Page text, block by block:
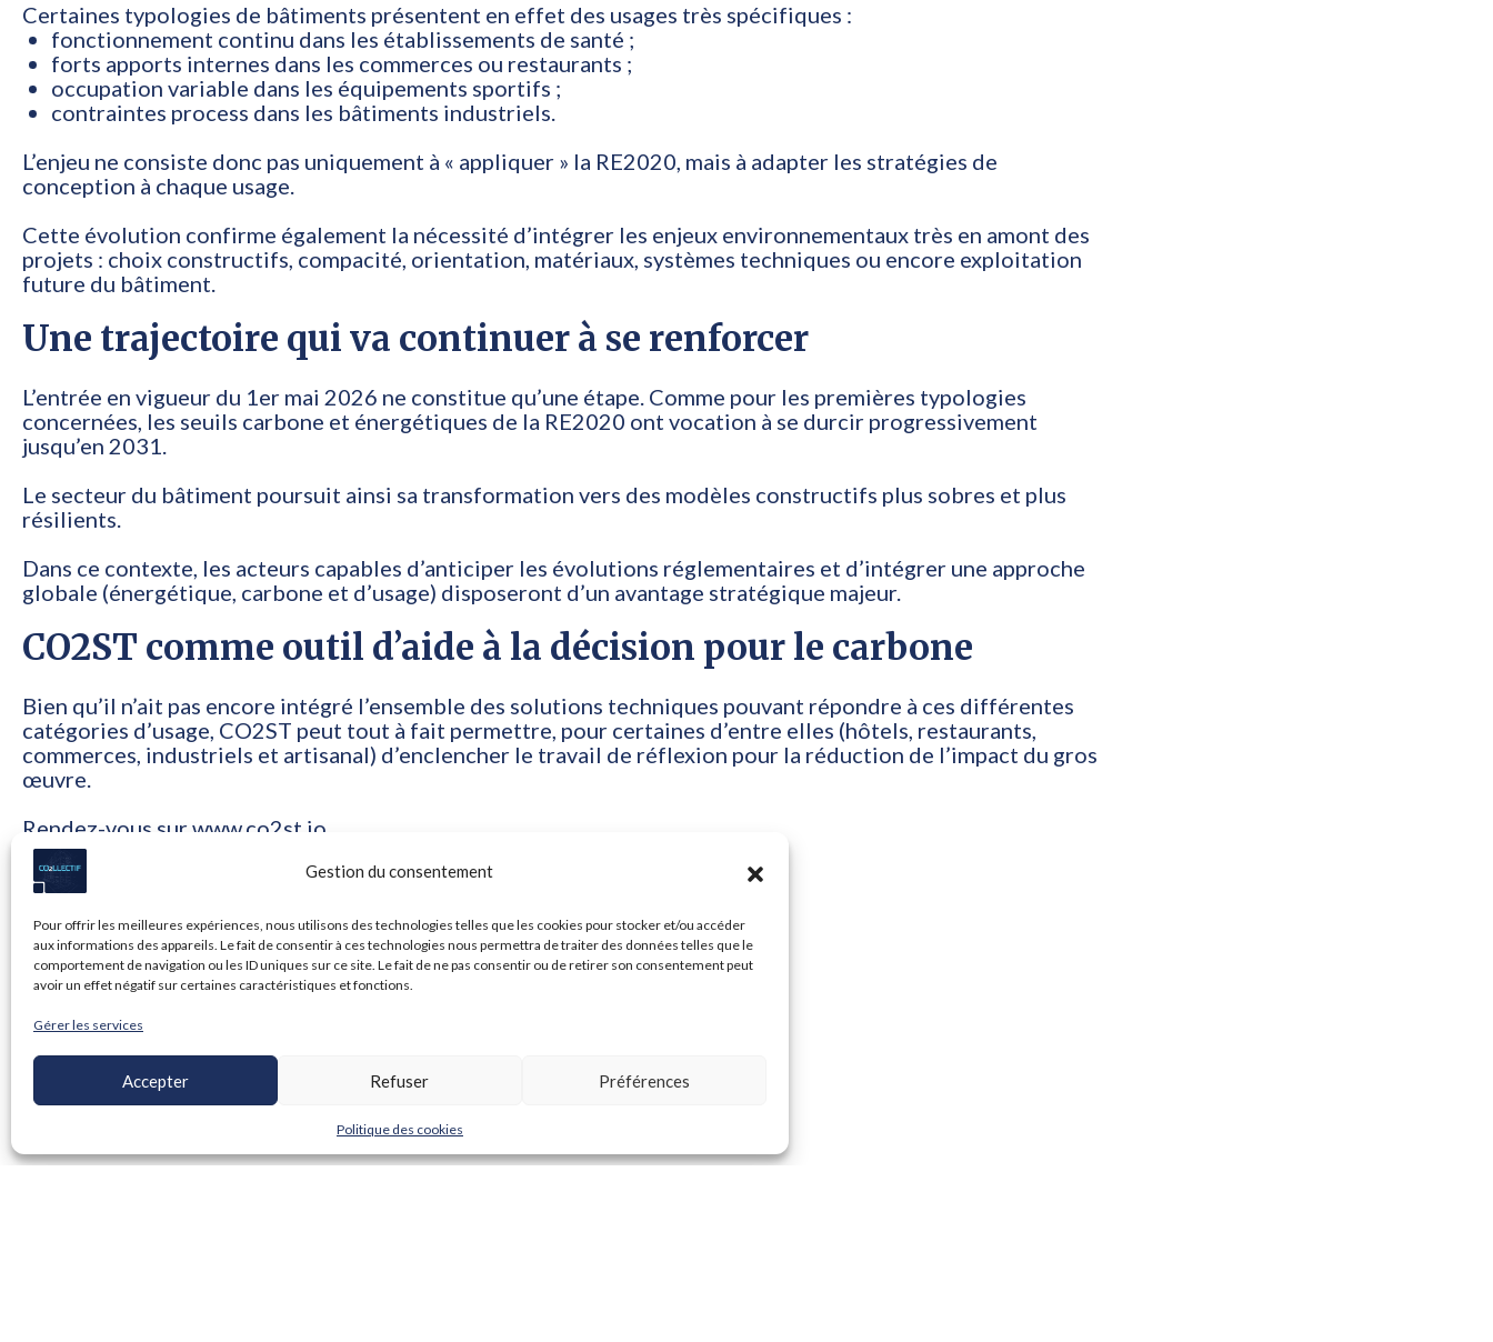
Gestion du consentement
Pour offrir les meilleures expériences, nous utilisons des technologies telles que les cookies pour stocker et/ou accéder
aux informations des appareils. Le fait de consentir à ces technologies nous permettra de traiter des données telles que le
comportement de navigation ou les ID uniques sur ce site. Le fait de ne pas consentir ou de retirer son consentement peut
avoir un effet négatif sur certaines caractéristiques et fonctions.
Gérer les services
Accepter Refuser Préférences
Politique des cookies
Certaines typologies de bâtiments présentent en effet des usages très spécifiques :
fonctionnement continu dans les établissements de santé ;
forts apports internes dans les commerces ou restaurants ;
occupation variable dans les équipements sportifs ;
contraintes process dans les bâtiments industriels.
L’enjeu ne consiste donc pas uniquement à « appliquer » la RE2020, mais à adapter les stratégies de
conception à chaque usage.
Cette évolution confirme également la nécessité d’intégrer les enjeux environnementaux très en amont des
projets : choix constructifs, compacité, orientation, matériaux, systèmes techniques ou encore exploitation
future du bâtiment.
Une trajectoire qui va continuer à se renforcer
L’entrée en vigueur du 1er mai 2026 ne constitue qu’une étape. Comme pour les premières typologies
concernées, les seuils carbone et énergétiques de la RE2020 ont vocation à se durcir progressivement
jusqu’en 2031.
Le secteur du bâtiment poursuit ainsi sa transformation vers des modèles constructifs plus sobres et plus
résilients.
Dans ce contexte, les acteurs capables d’anticiper les évolutions réglementaires et d’intégrer une approche
globale (énergétique, carbone et d’usage) disposeront d’un avantage stratégique majeur.
CO2ST comme outil d’aide à la décision pour le carbone
Bien qu’il n’ait pas encore intégré l’ensemble des solutions techniques pouvant répondre à ces différentes
catégories d’usage, CO2ST peut tout à fait permettre, pour certaines d’entre elles (hôtels, restaurants,
commerces, industriels et artisanal) d’enclencher le travail de réflexion pour la réduction de l’impact du gros
œuvre.
Rendez-vous surwww.co2st.io